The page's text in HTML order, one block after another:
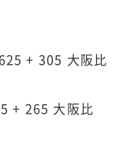
+ 305 大阪比
+ 265 大阪比